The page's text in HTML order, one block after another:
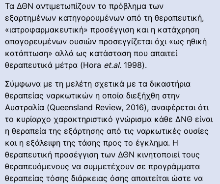
Τα ΔΘΝ αντιμετωπίζουν το πρόβλημα των
εξαρτημένων κατηγορουμένων από τη θεραπευτική,
«ιατροφαρμακευτική» προσέγγιση και η κατάχρηση
απαγορευμένων ουσιών προσεγγίζεται όχι «ως ηθική
κατάπτωση» αλλά ως κατάσταση που απαιτεί
θεραπευτικά μέτρα (Hora et.al. 1998).
Σύμφωνα με τη μελέτη σχετικά με τα δικαστήρια
θεραπείας ναρκωτικών η οποία διεξήχθη στην
Αυστραλία (Queensland Review, 2016), αναφέρεται ότι
τo κυρίαρχο χαρακτηριστικό γνώρισμα κάθε ΔΝΘ είναι
η θεραπεία της εξάρτησης από τις ναρκωτικές ουσίες
και η εξάλειψη της τάσης προς το έγκλημα. Η
θεραπευτική προσέγγιση των ΔΘΝ κινητοποιεί τους
θεραπευόμενους να συμμετέχουν σε προγράμματα
θεραπείας τόσης διάρκειας όσης απαιτείται ώστε να